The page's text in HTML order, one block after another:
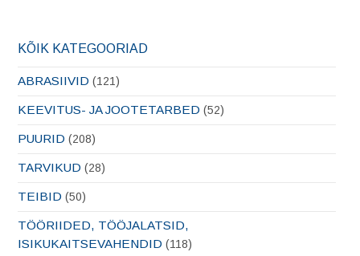
KÕIK KATEGOORIAD
ABRASIIVID (121)
KEEVITUS- JA JOOTETARBED (52)
PUURID (208)
TARVIKUD (28)
TEIBID (50)
TÖÖRIIDED, TÖÖJALATSID,
ISIKUKAITSEVAHENDID (118)